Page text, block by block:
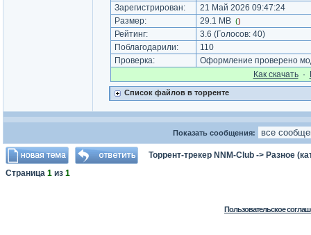
Зарегистрирован:
21 Май 2026 09:47:24
Размер:
29.1 MB ()
Рейтинг: 3.6 (Голосов: 40)
Поблагодарили:
110
Проверка:
Оформление проверено
Как cкачать·
Список файлов в торренте
Показать сообщения:
Торрент-трекер NNM-Club -> Разное
Страница 1 из 1
Пользовательское